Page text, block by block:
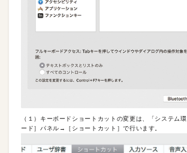
（１）キーボードショートカットの変更は、「システム
ード］パネル→［ショートカット］で行います。